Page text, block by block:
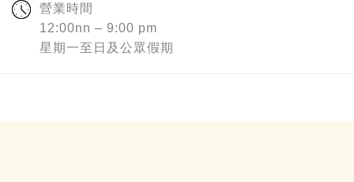
營業時間
12:00nn – 9:00 pm
星期一至日及公眾假期